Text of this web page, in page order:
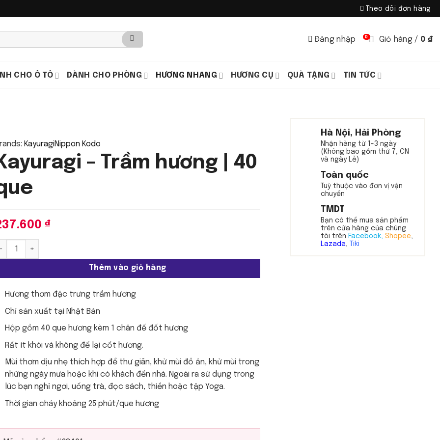
Theo dõi đơn hàng
Đăng nhập Giỏ hàng / 0 ₫
0
CHO Ô TÔ DÀNH CHO PHÒNG HƯƠNG NHANG HƯƠNG CỤ QUÀ TẶNG TIN TỨC
Hà Nội, Hải Phòng
Nhận hàng từ 1-3 ngày
(Không bao gồm thứ 7, CN
và ngày Lễ)
Toàn quốc
Tuỳ thuộc vào đơn vị vận
chuyển
TMDT
Bạn có thể mua sản phẩm
trên cửa hàng của chúng
tôi trên Facebook, Shopee,
Lazada, Tiki
KayuragiNippon Kodo
– Trầm hương | 40
₫
- Trầm hương | 40 que số lượng
Thêm vào giỏ hàng
Hương thơm đặc trưng trầm hương
Chỉ sản xuất tại Nhật Bản
Hộp gồm 40 que hương kèm 1 chân đế đốt hương
Rất ít khói và không để lại cốt hương.
Mùi thơm dịu nhẹ thích hợp để thư giãn, khử mùi đồ ăn, khử mùi trong
những ngày mưa hoặc khi có khách đến nhà. Ngoài ra sử dụng trong
lúc bạn nghỉ ngơi, uống trà, đọc sách, thiền hoặc tập Yoga.
Thời gian cháy khoảng 25 phút/que hương